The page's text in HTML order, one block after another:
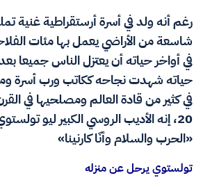
رغم أنه ولد في أسرة أرستقراطية غنية
شاسعة من الأراضي يعمل بها مئات
في أواخر حياته أن يعتزل الناس
حياته شهدت نجاحه ككاتب ورب أسرة
20، إنه الأديب الروسي الكبير ليو
«الحرب والسلام وأنّا كارنينا»
تولستوي يرحل عن منزله